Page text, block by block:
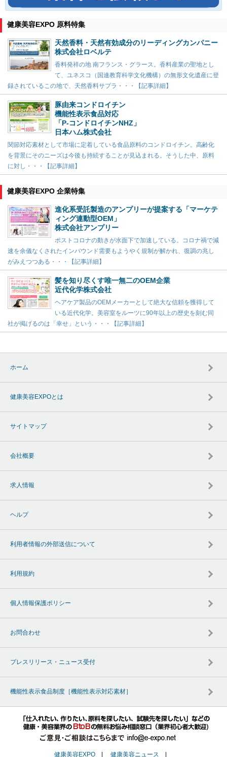
健康美容EXPO 原料特集
天然香料・天然有効成分のリーディングカンパニー
株式会社ロベルテ
香料発祥の地 南フランス・グラース。香料産業の聖地とし
て、ユネスコ（国連教育科学文化機構）の無形文化遺産に登
録されているこの地で、天然香料サプラ・・・【記事詳細】
豚由来コンドロイチン
機能性表示食品対応
「P-コンドロイチンNHZ」
日本ハム株式会社
関節対応素材として市場に定着している食品原料のコンドロイチン。高齢化
を背景にそのニーズは今後も持続することが見込まれる。そうした中、原料
に対し・・・【記事詳細】
健康美容EXPO 企業特集
進化系受託製造のアンプリーが提案する「マーケテ
ィング連動型OEM」
株式会社アンプリー
ポストコロナの動きが水面下で加速している。コロナ禍で減
速を余儀なくされたインバウンド需要もようやく規制が解かれ、復調の兆し
がみえつつある・・・【記事詳細】
髪を知り尽くす唯一無二のOEM企業
近代化学株式会社
ヘアケア製品のOEMメーカーとして絶大な信頼を獲得して
いる近代化学。美容室をルーツに90年以上の歴史を刻む同
社が掲げるのは「幸せ」という・・・【記事詳細】
ホーム
健康美容EXPOとは
サイトマップ
会社概要
求人情報
ヘルプ
利用者情報の外部送信について
利用規約
個人情報保護ポリシー
お問合わせ
プレスリリース・ニュース受付
機能性表示食品制度［機能性表示対応素材］
健康美容EXPO 健康美容ニュース